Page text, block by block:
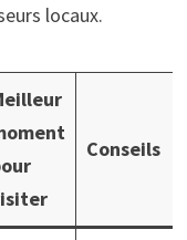
locaux.
Conseils